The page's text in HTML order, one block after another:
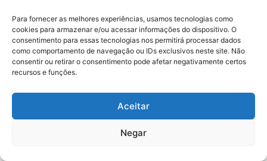
Para fornecer as melhores experiências, usamos tecnologias como
cookies para armazenar e/ou acessar informações do dispositivo. O
consentimento para essas tecnologias nos permitirá processar dados
como comportamento de navegação ou IDs exclusivos neste site. Não
consentir ou retirar o consentimento pode afetar negativamente certos
recursos e funções.
Aceitar
Negar
Brasil: Policia Federal investiga
753 casos de crimes eleitorais
antes das eleições